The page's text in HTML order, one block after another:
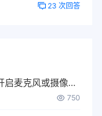
23 次回答
克风或摄像头吗？
750